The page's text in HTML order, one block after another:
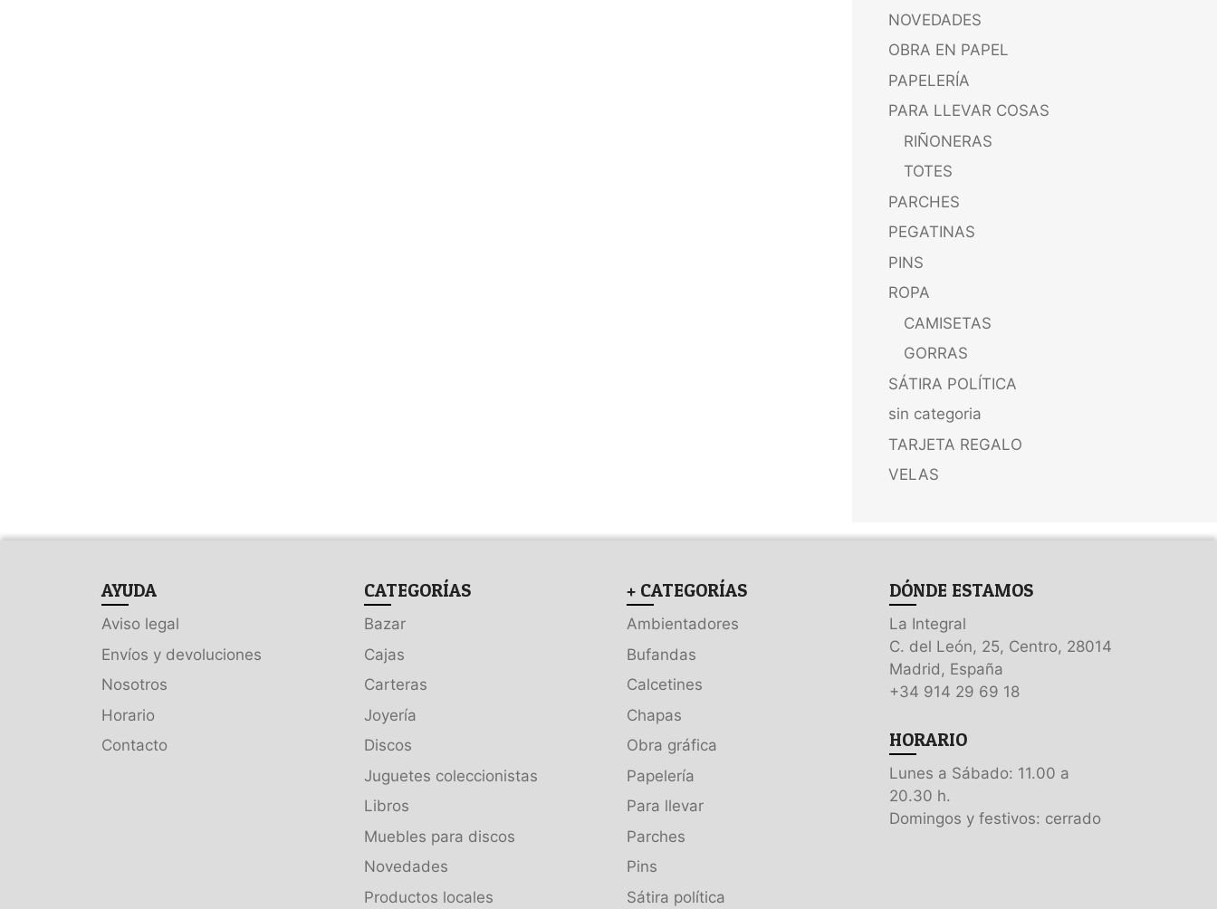
NOVEDADES
OBRA EN PAPEL
PAPELERÍA
PARA LLEVAR COSAS
RIÑONERAS
TOTES
PARCHES
PEGATINAS
PINS
ROPA
CAMISETAS
GORRAS
SÁTIRA POLÍTICA
sin categoria
TARJETA REGALO
VELAS
AYUDA
Aviso legal
Envíos y devoluciones
Nosotros
Horario
Contacto
CATEGORÍAS
Bazar
Cajas
Carteras
Joyería
Discos
Juguetes coleccionistas
Libros
Muebles para discos
Novedades
Productos locales
+ CATEGORÍAS
Ambientadores
Bufandas
Calcetines
Chapas
Obra gráfica
Papelería
Para llevar
Parches
Pins
Sátira política
DÓNDE ESTAMOS
La Integral
C. del León, 25, Centro, 28014
Madrid, España
+34 914 29 69 18
HORARIO
Lunes a Sábado: 11.00 a
20.30 h.
Domingos y festivos: cerrado